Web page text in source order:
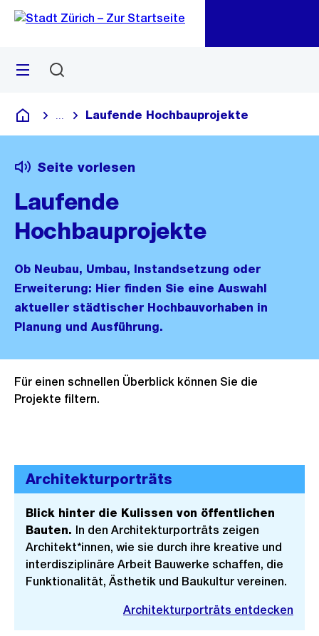
Navigation
Sprunglink
Menü
Deutsch
Blende alle Breadcrumbs ein
Laufende Hochbauprojekte
Seite vorlesen
Laufende
Hochbauprojekte
Ob Neubau, Umbau, Instandsetzung oder
Erweiterung: Hier finden Sie eine Auswahl
aktueller städtischer Hochbauvorhaben in
Planung und Ausführung.
Für einen schnellen Überblick können Sie die
Projekte filtern.
Architekturporträts
Blick hinter die Kulissen von öffentlichen
Bauten. In den Architekturporträts zeigen
Architekt*innen, wie sie durch ihre kreative und
interdisziplinäre Arbeit Bauwerke schaffen, die
Funktionalität, Ästhetik und Baukultur vereinen.
Architekturporträts entdecken